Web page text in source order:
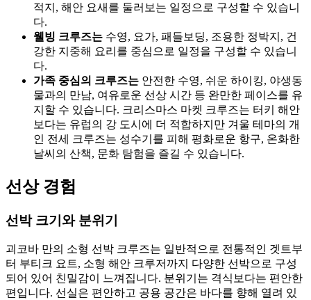
적지, 해안 요새를 둘러보는 일정으로 구성할 수 있습니
다.
웰빙 크루즈는 수영, 요가, 패들보딩, 조용한 정박지, 건
강한 지중해 요리를 중심으로 일정을 구성할 수 있습니
다.
가족 중심의 크루즈는 안전한 수영, 쉬운 하이킹, 야생동
물과의 만남, 여유로운 선상 시간 등 완만한 페이스를 유
지할 수 있습니다. 크리스마스 마켓 크루즈는 터키 해안
보다는 유럽의 강 도시에 더 적합하지만 겨울 테마의 개
인 전세 크루즈는 성수기를 피해 평화로운 항구, 온화한
날씨의 산책, 문화 탐험을 즐길 수 있습니다.
선상 경험
선박 크기와 분위기
괴코바 만의 소형 선박 크루즈는 일반적으로 전통적인 겟트부
터 부티크 요트, 소형 해안 크루저까지 다양한 선박으로 구성
되어 있어 친밀감이 느껴집니다. 분위기는 격식보다는 편안한
편입니다. 선실은 편안하고 공용 공간은 바다를 향해 열려 있